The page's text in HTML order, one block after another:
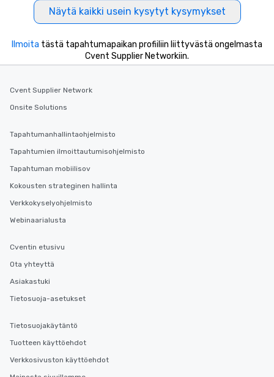
Näytä kaikki usein kysytyt kysymykset
Ilmoita tästä tapahtumapaikan profiiliin liittyvästä ongelmasta
Cvent Supplier Networkiin.
Cvent Supplier Network
Onsite Solutions
Tapahtumanhallintaohjelmisto
Tapahtumien ilmoittautumisohjelmisto
Tapahtuman mobiilisov
Kokousten strateginen hallinta
Verkkokyselyohjelmisto
Webinaarialusta
Cventin etusivu
Ota yhteyttä
Asiakastuki
Tietosuoja-asetukset
Tietosuojakäytäntö
Tuotteen käyttöehdot
Verkkosivuston käyttöehdot